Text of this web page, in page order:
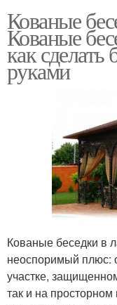
Кованые
Кованые
как сделать
руками
Кованые беседки в
неоспоримый плюс:
участке,
так и на